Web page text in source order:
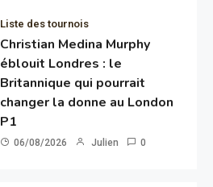
Liste des tournois
Christian Medina Murphy
éblouit Londres : le
Britannique qui pourrait
changer la donne au London
P1
06/08/2026 Julien 0